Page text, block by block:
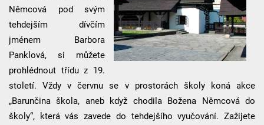
Němcová pod svým
tehdejším dívčím
jménem Barbora
Panklová, si můžete
prohlédnout třídu z 19.
století. Vždy v červnu se v prostorách školy koná akce
„Barunčina škola, aneb když chodila Božena Němcová do
školy“, která vás zavede do tehdejšího vyučování. Zažijete